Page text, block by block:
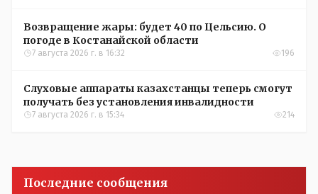
Возвращение жары: будет 40 по Цельсию. О
погоде в Костанайской области
7 августа 2026 г. в 16:32 196
Слуховые аппараты казахстанцы теперь смогут
получать без установления инвалидности
7 августа 2026 г. в 15:34 214
Последние сообщения